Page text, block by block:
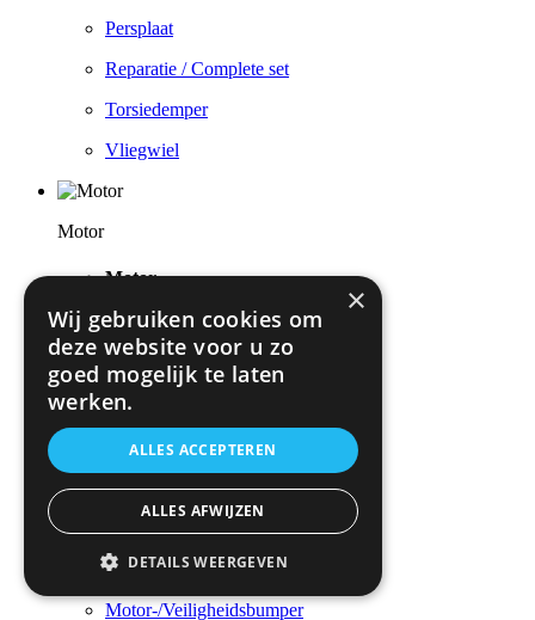
Persplaat
Reparatie / Complete set
Torsiedemper
Vliegwiel
Motor
Motor
Artikelzoeken via afbeelding
Cilinderkop / Opbouwdelen
Cilinders / Zuigers
Complete / Deelmotor
Gereedschap
Krukasmechanisme
Luchttoevoer
Motor-/Veiligheidsbumper
×
Wij gebruiken cookies om
deze website voor u zo
goed mogelijk te laten
werken.
ALLES ACCEPTEREN
ALLES AFWIJZEN
DETAILS WEERGEVEN